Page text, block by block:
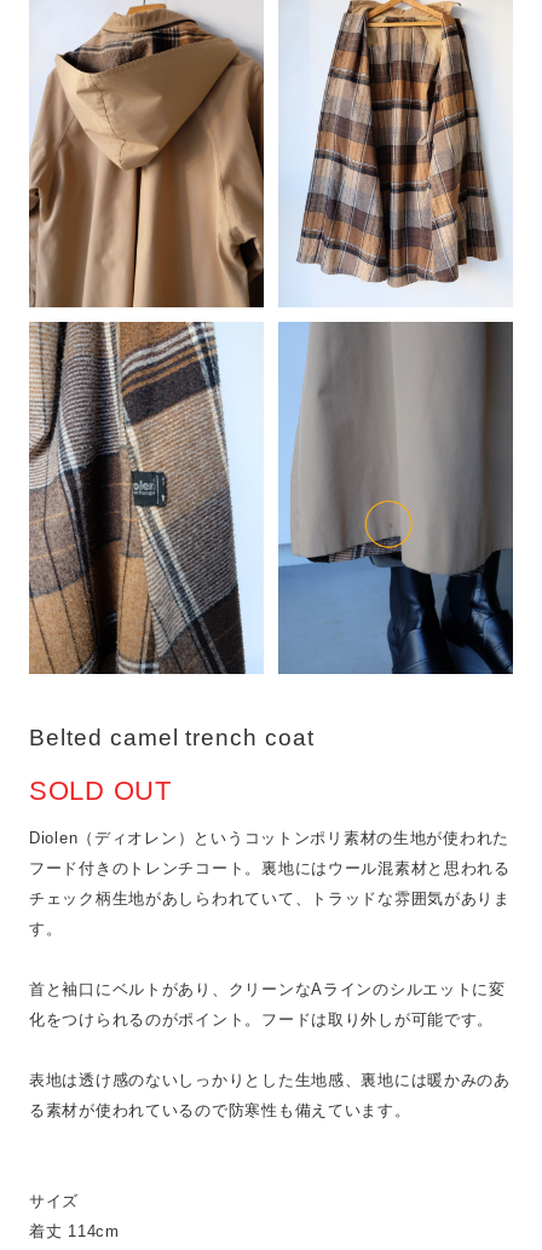
Belted camel trench coat
SOLD OUT
Diolen（ディオレン）というコットンポリ素材の生地が使われた
フード付きのトレンチコート。裏地にはウール混素材と思われる
チェック柄生地があしらわれていて、トラッドな雰囲気がありま
す。
首と袖口にベルトがあり、クリーンなAラインのシルエットに変
化をつけられるのがポイント。フードは取り外しが可能です。
表地は透け感のないしっかりとした生地感、裏地には暖かみのあ
る素材が使われているので防寒性も備えています。
サイズ
着丈 114cm